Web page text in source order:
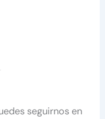
seguirnos en